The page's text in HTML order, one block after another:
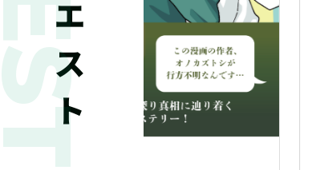
繭玉工房）
自宅
600 円（税込）+送料